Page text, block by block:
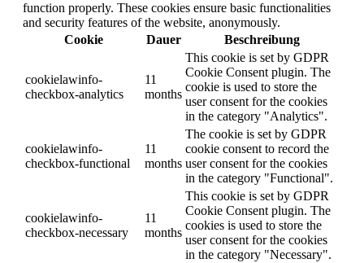
function properly. These cookies ensure basic functionalities
and security features of the website, anonymously.
Cookie
Dauer Beschreibung
cookielawinfo-
checkbox-analytics
11
months
This cookie is set by GDPR
Cookie Consent plugin. The
cookie is used to store the
user consent for the cookies
in the category "Analytics".
cookielawinfo-
checkbox-functional
11
months
The cookie is set by GDPR
cookie consent to record the
user consent for the cookies
in the category "Functional".
cookielawinfo-
checkbox-necessary
11
months
This cookie is set by GDPR
Cookie Consent plugin. The
cookies is used to store the
user consent for the cookies
in the category "Necessary".